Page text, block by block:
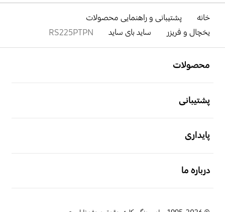
خانه
پشتیبانی و راهنمایی محصولات
یخچال و فریزر
ساید بای ساید RS225PTPN
محصولات
پشتیبانی
پایداری
درباره ما